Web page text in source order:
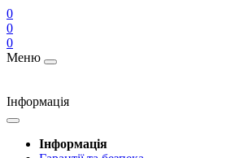
0
0
0
Меню
Інформація
Інформація